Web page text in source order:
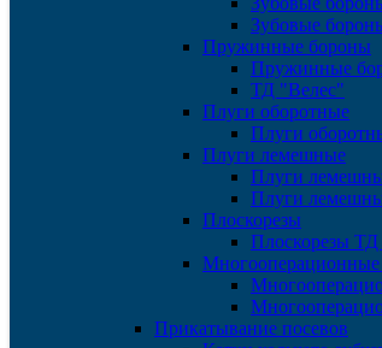
Зубовые
Пружинные бороны
Пружинные
ТД "Велес"
Плуги оборотные
Плуги
Плуги лемешные
Плуги
Плуги
Плоскорезы
Плоскорезы
Прикатывание посевов